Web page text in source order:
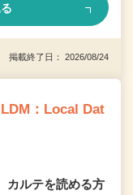
掲載終了日： 2026/08/24
：Local Dat
ルテを読める方